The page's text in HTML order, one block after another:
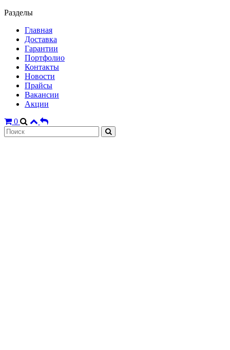
Разделы
Главная
Доставка
Гарантии
Портфолио
Контакты
Новости
Прайсы
Вакансии
Акции
0